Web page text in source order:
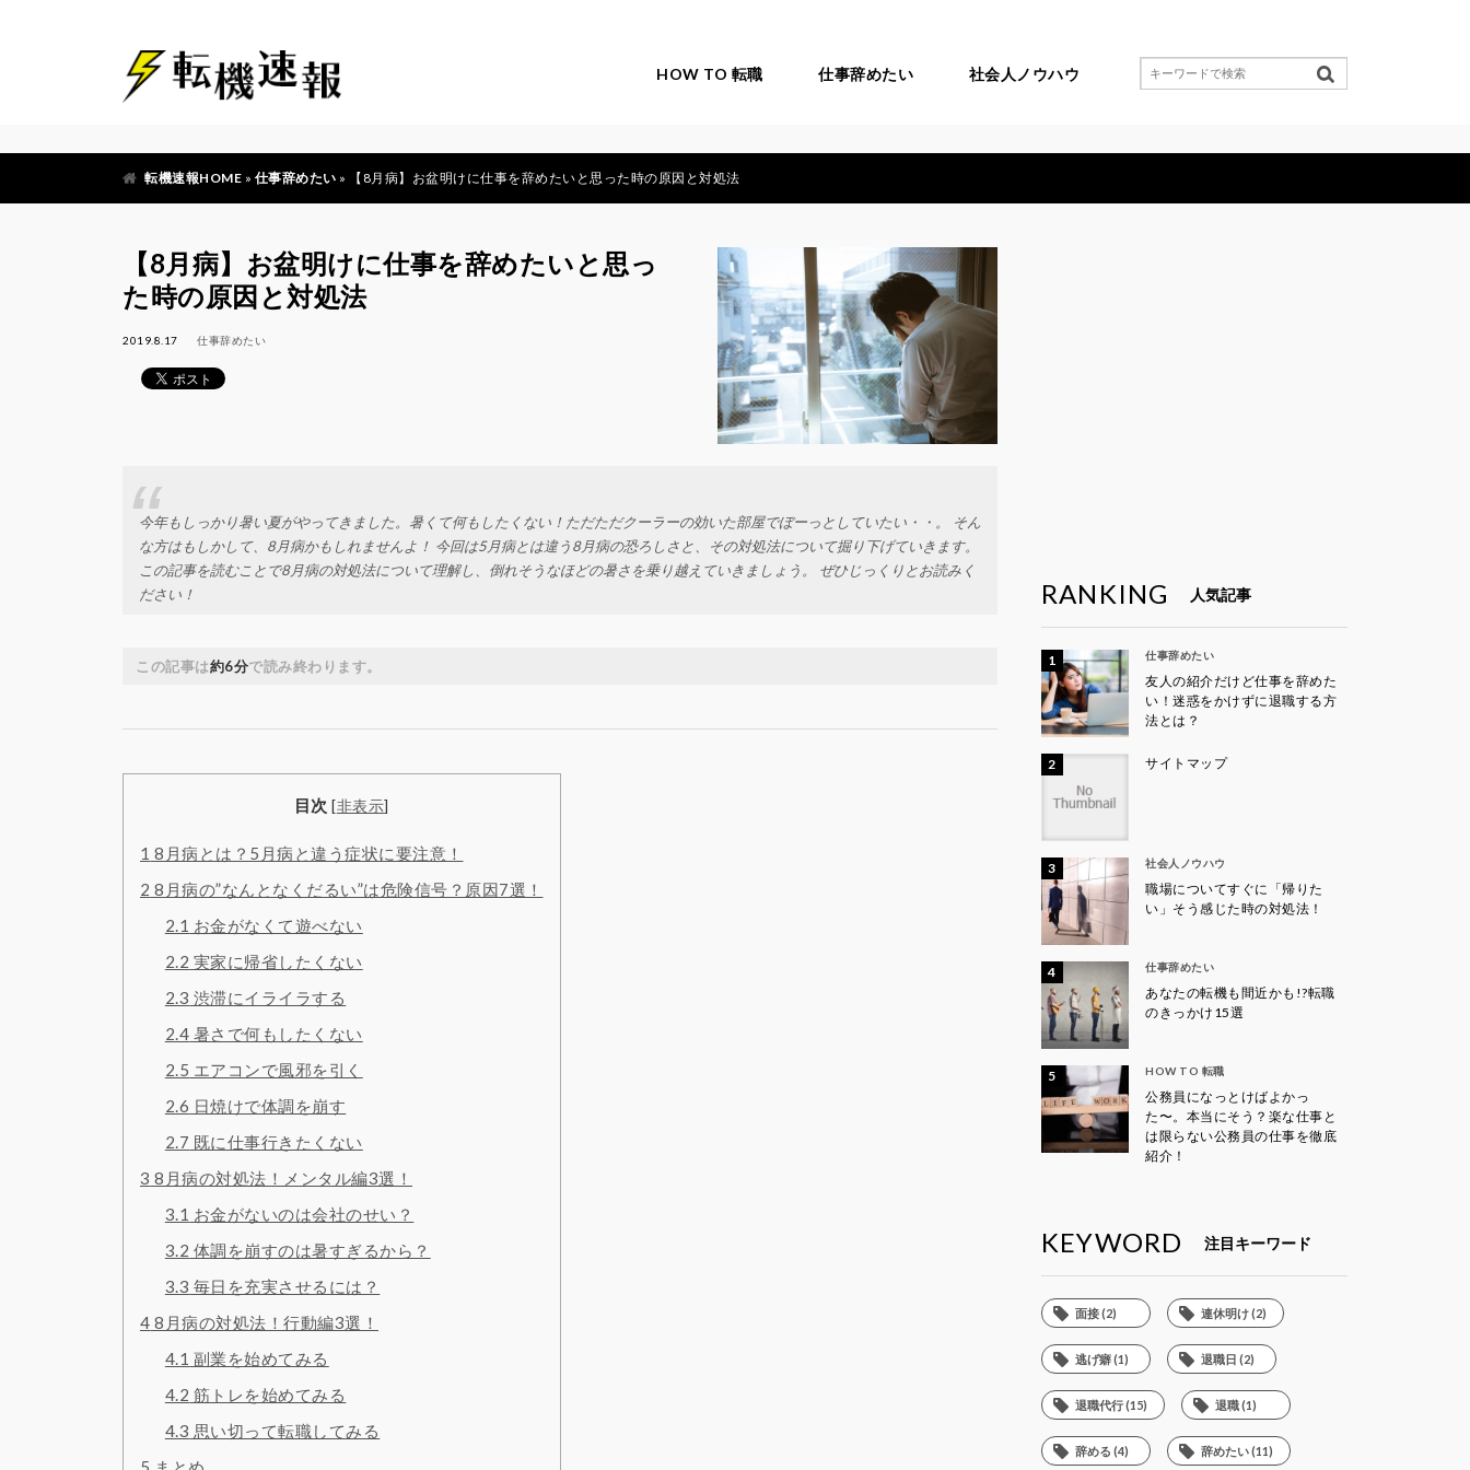
HOW TO 転職 仕事辞めたい 社会人ノウハウ
転機速報HOME » 仕事辞めたい » 【8月病】お盆明けに仕事を辞めたいと思った時の原因と対処法
【8月病】お盆明けに仕事を辞めたいと思っ
た時の原因と対処法
2019.8.17 仕事辞めたい
今年もしっかり暑い夏がやってきました。暑くて何もしたくない！ただただクーラーの効いた部屋でぼーっとしていたい・・。 そん
な方はもしかして、8月病かもしれませんよ！ 今回は5月病とは違う8月病の恐ろしさと、その対処法について掘り下げていきます。
この記事を読むことで8月病の対処法について理解し、倒れそうなほどの暑さを乗り越えていきましょう。 ぜひじっくりとお読みく
ださい！
この記事は約6分で読み終わります。
目次 [非表示]
1 8月病とは？5月病と違う症状に要注意！
2 8月病の”なんとなくだるい”は危険信号？原因7選！
2.1 お金がなくて遊べない
2.2 実家に帰省したくない
2.3 渋滞にイライラする
2.4 暑さで何もしたくない
2.5 エアコンで風邪を引く
2.6 日焼けで体調を崩す
2.7 既に仕事行きたくない
3 8月病の対処法！メンタル編3選！
3.1 お金がないのは会社のせい？
3.2 体調を崩すのは暑すぎるから？
3.3 毎日を充実させるには？
4 8月病の対処法！行動編3選！
4.1 副業を始めてみる
4.2 筋トレを始めてみる
4.3 思い切って転職してみる
RANKING 人気記事
仕事辞めたい
友人の紹介だけど仕事を辞めた
い！迷惑をかけずに退職する方
法とは？
サイトマップ
社会人ノウハウ
職場についてすぐに「帰りた
い」そう感じた時の対処法！
仕事辞めたい
あなたの転機も間近かも!?転職
のきっかけ15選
HOW TO 転職
公務員になっとけばよかっ
た〜。本当にそう？楽な仕事と
は限らない公務員の仕事を徹底
紹介！
KEYWORD 注目キーワード
面接 (2) 連休明け (2)
逃げ癖 (1) 退職日 (2)
退職代行 (15) 退職 (1)
辞める (4) 辞めたい (11)